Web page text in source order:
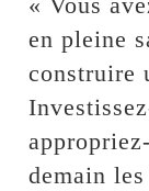
en pleine
construire
demain